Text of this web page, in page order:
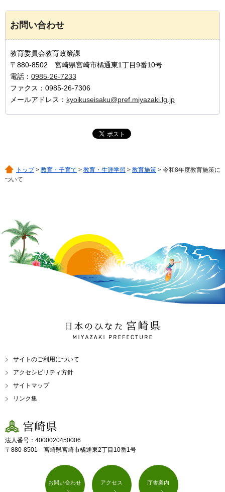
お問い合わせ
教育委員会教育政策課
〒880-8502 宮崎県宮崎市橘通東1丁目9番10号
電話： 0985-26-7233
ファクス：0985-26-7306
メールアドレス： kyoikuseisaku@pref.miyazaki.lg.jp
トップ> 教育・子育て > 教育・生涯学習 > 教育施策 > 令和8年度教育施策に
ついて
日本のひなた 宮崎県
MIYAZAKI PREFECTURE
サイトのご利用について
アクセシビリティ方針
サイトマップ
リンク集
宮崎県
法人番号：4000020450006
〒880-8501 宮崎県宮崎市橘通東2丁目10番1号
お問い合わせ アクセス 庁舎案内